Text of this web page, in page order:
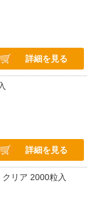
詳細を見る
詳細を見る
リア 2000粒入